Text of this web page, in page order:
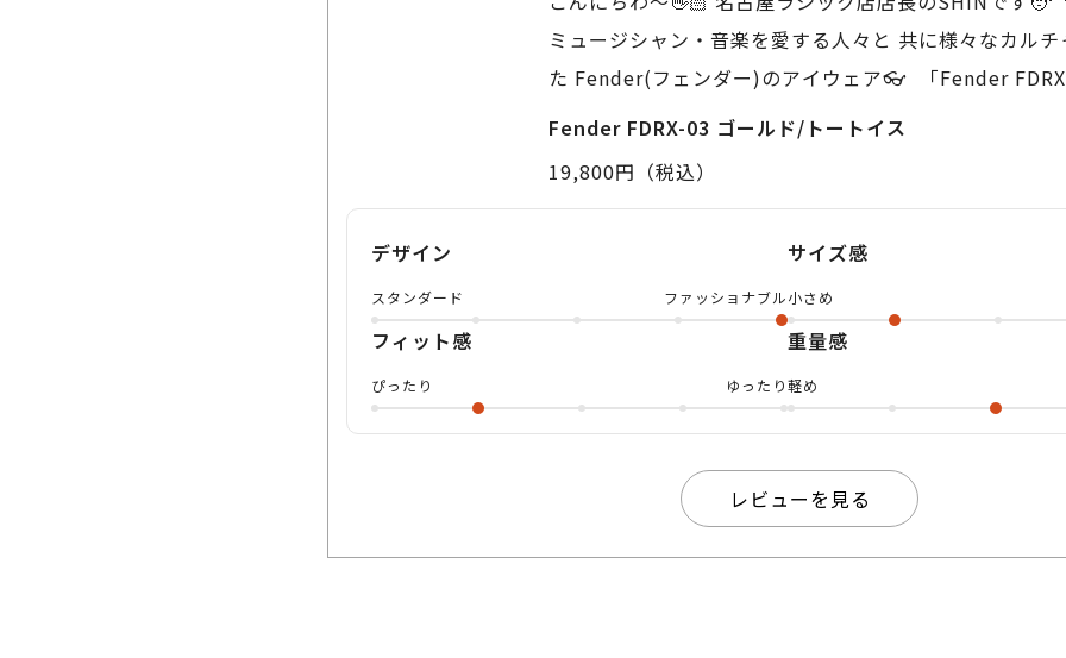
ミュージシャン・音楽を愛する人々と 共に様々なカル
た Fender(フェンダー)のアイウェア👓 「Fender
イス」をご紹介✨ このモデルは、 ブロースタイルのコ
アイウェアといえば、今までは カジュアル寄りな印象
してきていますから 様々なシーンで使いやすいこと間
リングもいい組み合わせです！ トートイスカラーのア
ドカラーの メタル素材がめちゃくちゃマッチしてて
店では、 主に男性の方が多く選ばれていますね💁🏻 こ
ン又は店頭にて お試しになってみて下さいねっ🐶
Fender FDRX-03 ゴールド/トートイス
19,800円（税込）
デザイン
スタンダード ファッショナブル
サイズ感
小さめ
フィット感
ぴったり ゆったり
重量感
軽め
レビューを見る